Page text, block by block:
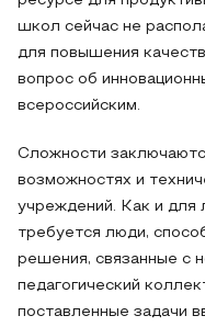
школ сейчас не
для повышения
вопрос об
всероссийским.
Сложности
возможностях и
учреждений. Как и для
требуется люди,
решения, связанные с
педагогический
поставленные задачи